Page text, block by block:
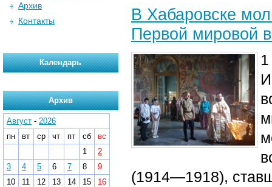
В Хабаровске
Первой мировой
(1914—1918),
Архив
Контакты
Календарь
Архив
Август - 2026
пн
вт ср чт пт сб
вс
1
2
3
4 5 6 7 8
9
10
11 12 13 14 15
16